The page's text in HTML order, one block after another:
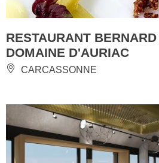
RESTAURANT
DOMAINE D'AURIAC
CARCASSONNE